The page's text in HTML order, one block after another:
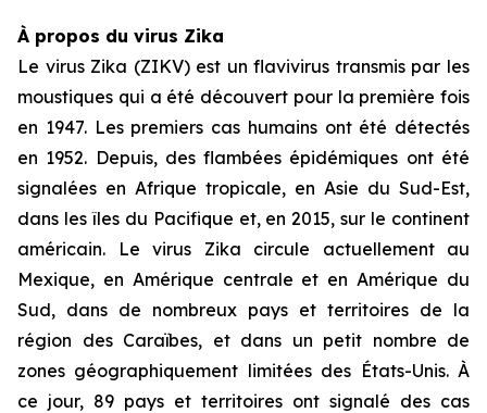
À propos du virus Zika
Le virus Zika (ZIKV) est un flavivirus transmis par les
moustiques qui a été découvert pour la première fois
en 1947. Les premiers cas humains ont été détectés
en 1952. Depuis, des flambées épidémiques ont été
signalées en Afrique tropicale, en Asie du Sud-Est,
dans les îles du Pacifique et, en 2015, sur le continent
américain. Le virus Zika circule actuellement au
Mexique, en Amérique centrale et en Amérique du
Sud, dans de nombreux pays et territoires de la
région des Caraïbes, et dans un petit nombre de
zones géographiquement limitées des États-Unis. À
ce jour, 89 pays et territoires ont signalé des cas